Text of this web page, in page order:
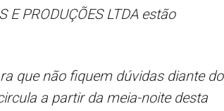
PRODUÇÕES LTDA estão
que não fiquem dúvidas diante do
a partir da meia-noite desta